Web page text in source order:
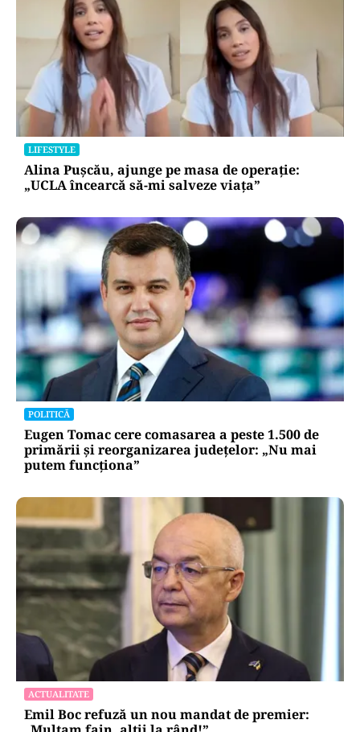
LIFESTYLE
Alina Pușcău, ajunge pe masa de operație:
„UCLA încearcă să-mi salveze viața”
POLITICĂ
Eugen Tomac cere comasarea a peste 1.500 de
primării și reorganizarea județelor: „Nu mai
putem funcționa”
ACTUALITATE
Emil Boc refuză un nou mandat de premier: